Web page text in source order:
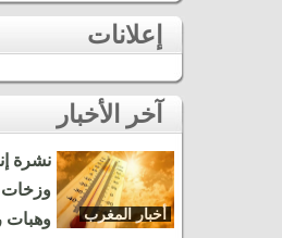
أخبار المغرب
نشرة
وزخات
وهبات